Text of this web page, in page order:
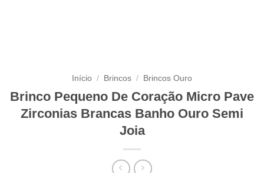
Início / Brincos / Brincos Ouro
Brinco Pequeno De Coração Micro Pave
Zirconias Brancas Banho Ouro Semi
Joia